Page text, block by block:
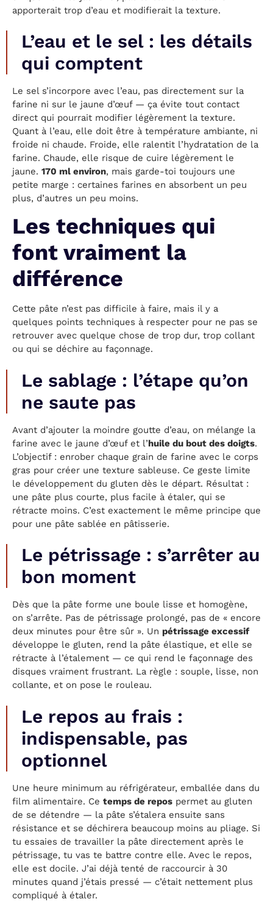
apporterait trop d’eau et modifierait la texture.
L’eau et le sel : les détails
qui comptent
Le sel s’incorpore avec l’eau, pas directement sur la
farine ni sur le jaune d’œuf — ça évite tout contact
direct qui pourrait modifier légèrement la texture.
Quant à l’eau, elle doit être à température ambiante, ni
froide ni chaude. Froide, elle ralentit l’hydratation de la
farine. Chaude, elle risque de cuire légèrement le
jaune. 170 ml environ, mais garde-toi toujours une
petite marge : certaines farines en absorbent un peu
plus, d’autres un peu moins.
Les techniques qui
font vraiment la
différence
Cette pâte n’est pas difficile à faire, mais il y a
quelques points techniques à respecter pour ne pas se
retrouver avec quelque chose de trop dur, trop collant
ou qui se déchire au façonnage.
Le sablage : l’étape qu’on
ne saute pas
Avant d’ajouter la moindre goutte d’eau, on mélange la
farine avec le jaune d’œuf et l’huile du bout des doigts.
L’objectif : enrober chaque grain de farine avec le corps
gras pour créer une texture sableuse. Ce geste limite
le développement du gluten dès le départ. Résultat :
une pâte plus courte, plus facile à étaler, qui se
rétracte moins. C’est exactement le même principe que
pour une pâte sablée en pâtisserie.
Le pétrissage : s’arrêter au
bon moment
Dès que la pâte forme une boule lisse et homogène,
on s’arrête. Pas de pétrissage prolongé, pas de « encore
deux minutes pour être sûr ». Un pétrissage excessif
développe le gluten, rend la pâte élastique, et elle se
rétracte à l’étalement — ce qui rend le façonnage des
disques vraiment frustrant. La règle : souple, lisse, non
collante, et on pose le rouleau.
Le repos au frais :
indispensable, pas
optionnel
Une heure minimum au réfrigérateur, emballée dans du
film alimentaire. Ce temps de repos permet au gluten
de se détendre — la pâte s’étalera ensuite sans
résistance et se déchirera beaucoup moins au pliage. Si
tu essaies de travailler la pâte directement après le
pétrissage, tu vas te battre contre elle. Avec le repos,
elle est docile. J’ai déjà tenté de raccourcir à 30
minutes quand j’étais pressé — c’était nettement plus
compliqué à étaler.